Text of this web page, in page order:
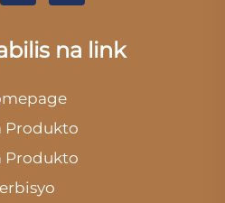
na link
Produkto
Produkto